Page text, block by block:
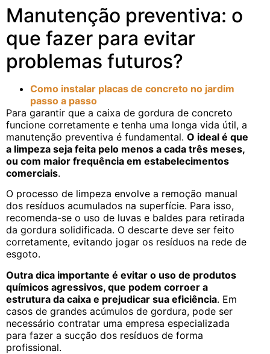
Manutenção preventiva: o
que fazer para evitar
problemas futuros?
Como instalar placas de concreto no jardim
passo a passo
Para garantir que a caixa de gordura de concreto
funcione corretamente e tenha uma longa vida útil, a
manutenção preventiva é fundamental. O ideal é que
a limpeza seja feita pelo menos a cada três meses,
ou com maior frequência em estabelecimentos
comerciais.
O processo de limpeza envolve a remoção manual
dos resíduos acumulados na superfície. Para isso,
recomenda-se o uso de luvas e baldes para retirada
da gordura solidificada. O descarte deve ser feito
corretamente, evitando jogar os resíduos na rede de
esgoto.
Outra dica importante é evitar o uso de produtos
químicos agressivos, que podem corroer a
estrutura da caixa e prejudicar sua eficiência. Em
casos de grandes acúmulos de gordura, pode ser
necessário contratar uma empresa especializada
para fazer a sucção dos resíduos de forma
profissional.